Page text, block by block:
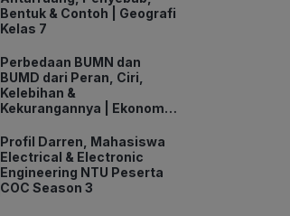
Bentuk & Contoh | Geografi
Kelas 7
Perbedaan BUMN dan
BUMD dari Peran, Ciri,
Kelebihan &
Kekurangannya | Ekonomi
Profil Darren, Mahasiswa
Electrical & Electronic
Engineering NTU Peserta
COC Season 3